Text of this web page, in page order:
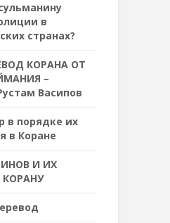
в
странах?
КОРАНА ОТ
–
Васипов
в порядке их
в Коране
И ИХ